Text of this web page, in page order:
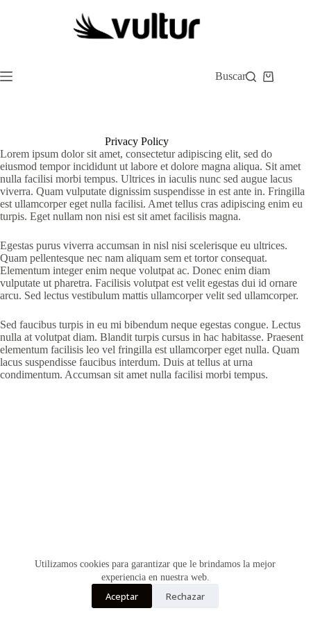
Utilizamos cookies para garantizar que le brindamos la mejor
experiencia en nuestra web.
Aceptar Rechazar
Buscar
Carro
Privacy Policy
Lorem ipsum dolor sit amet, consectetur adipiscing elit, sed do
eiusmod tempor incididunt ut labore et dolore magna aliqua. Sit amet
nulla facilisi morbi tempus. Ultrices in iaculis nunc sed augue lacus
viverra. Quam vulputate dignissim suspendisse in est ante in. Fringilla
est ullamcorper eget nulla facilisi. Amet tellus cras adipiscing enim eu
turpis. Eget nullam non nisi est sit amet facilisis magna.
Egestas purus viverra accumsan in nisl nisi scelerisque eu ultrices.
Quam pellentesque nec nam aliquam sem et tortor consequat.
Elementum integer enim neque volutpat ac. Donec enim diam
vulputate ut pharetra. Facilisis volutpat est velit egestas dui id ornare
arcu. Sed lectus vestibulum mattis ullamcorper velit sed ullamcorper.
Sed faucibus turpis in eu mi bibendum neque egestas congue. Lectus
nulla at volutpat diam. Blandit turpis cursus in hac habitasse. Praesent
elementum facilisis leo vel fringilla est ullamcorper eget nulla. Quam
lacus suspendisse faucibus interdum. Duis at tellus at urna
condimentum. Accumsan sit amet nulla facilisi morbi tempus.